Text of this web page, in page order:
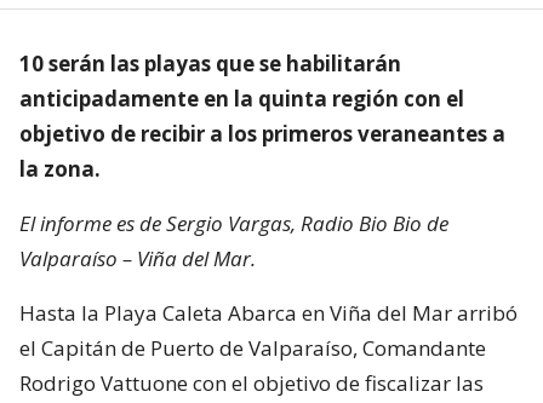
10 serán las playas que se habilitarán
anticipadamente en la quinta región con el
objetivo de recibir a los primeros veraneantes a
la zona.
El informe es de Sergio Vargas, Radio Bio Bio de
Valparaíso – Viña del Mar.
Hasta la Playa Caleta Abarca en Viña del Mar arribó
el Capitán de Puerto de Valparaíso, Comandante
Rodrigo Vattuone con el objetivo de fiscalizar las